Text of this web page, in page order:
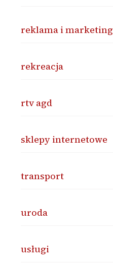
reklama i marketing
rekreacja
rtv agd
sklepy internetowe
transport
uroda
usługi